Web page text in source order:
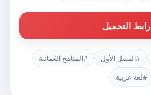
رابط التحميل
#الفصل الأول
#المناهج العُمانية
#لغة عربية